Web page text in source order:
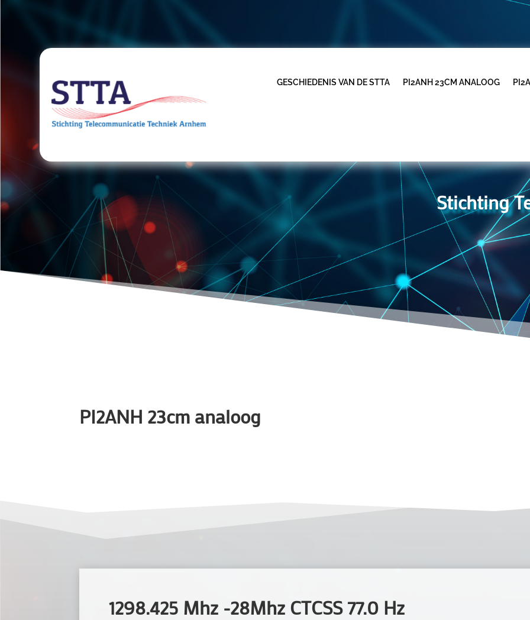
GESCHIEDENIS VAN DE STTA PI2ANH 23CM ANALOOG
Stichting
PI2ANH 23cm analoog
1298.425 Mhz -28Mhz CTCSS 77.0 Hz